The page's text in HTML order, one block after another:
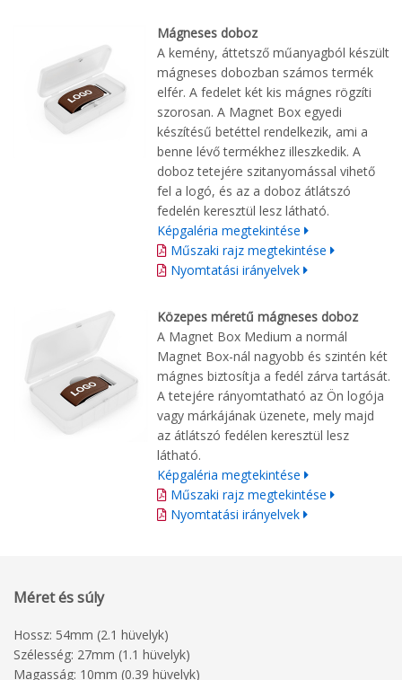
Mágneses doboz
A kemény, áttetsző műanyagból készült
mágneses dobozban számos termék
elfér. A fedelet két kis mágnes rögzíti
szorosan. A Magnet Box egyedi
készítésű betéttel rendelkezik, ami a
benne lévő termékhez illeszkedik. A
doboz tetejére szitanyomással vihető
fel a logó, és az a doboz átlátszó
fedelén keresztül lesz látható.
Képgaléria megtekintése
Műszaki rajz megtekintése
Nyomtatási irányelvek
Közepes méretű mágneses doboz
A Magnet Box Medium a normál
Magnet Box-nál nagyobb és szintén két
mágnes biztosítja a fedél zárva tartását.
A tetejére rányomtatható az Ön logója
vagy márkájának üzenete, mely majd
az átlátszó fedélen keresztül lesz
látható.
Képgaléria megtekintése
Műszaki rajz megtekintése
Nyomtatási irányelvek
Méret és súly
Hossz: 54mm (2.1 hüvelyk)
Szélesség: 27mm (1.1 hüvelyk)
Magasság: 10mm (0.39 hüvelyk)